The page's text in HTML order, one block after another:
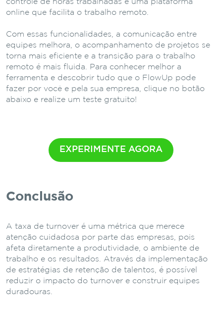
controle de horas trabalhadas e uma plataforma
online que facilita o trabalho remoto.
Com essas funcionalidades, a comunicação entre
equipes melhora, o acompanhamento de projetos se
torna mais eficiente e a transição para o trabalho
remoto é mais fluida. Para conhecer melhor a
ferramenta e descobrir tudo que o FlowUp pode
fazer por você e pela sua empresa, clique no botão
abaixo e realize um teste gratuito!
EXPERIMENTE AGORA
Conclusão
A taxa de turnover é uma métrica que merece
atenção cuidadosa por parte das empresas, pois
afeta diretamente a produtividade, o ambiente de
trabalho e os resultados. Através da implementação
de estratégias de retenção de talentos, é possível
reduzir o impacto do turnover e construir equipes
duradouras.